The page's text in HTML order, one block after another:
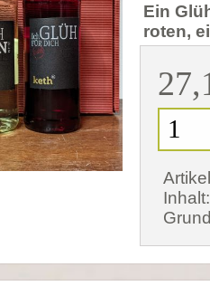
Ein
roten,
Inhalt: